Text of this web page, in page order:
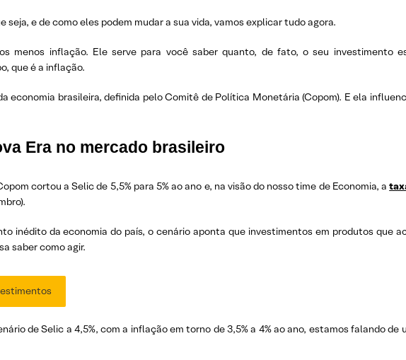
seja, e de como eles podem mudar a sua vida, vamos explicar tudo agora.
menos inflação. Ele serve para você saber quanto, de fato, o seu investimento
que é a inflação.
economia brasileira, definida pelo Comitê de Política Monetária (Copom). E ela
Era no mercado brasileiro
cortou a Selic de 5,5% para 5% ao ano e, na visão do nosso time de Economia, a
inédito da economia do país, o cenário aponta que investimentos em produtos que
saber como agir.
de Selic a 4,5%, com a inflação em torno de 3,5% a 4% ao ano, estamos falando de